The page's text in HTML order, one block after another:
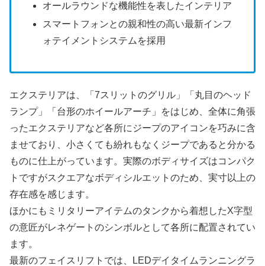
オールラウンドな機能性を表したインテリア
スマートフォンとの親和性の高い最新インフ
ォテイメントシステムを採用
エクステリアは、「7スリットのグリル」「丸目のヘッド
ランプ」「台形のホイールアーチ」をはじめ、全体に角張
ったエクステリアなど各所にジープのアイコンを巧みに含
ませており、小さくても紛れもなくジープであると分かる
ものに仕上がっています。実際のボディサイズはコンパク
トですがスクエアなボディシルエットのため、実寸以上の
存在感を感じます。
ほかにもミリタリーアイテムのタンクから着想したX字型
の意匠がレネゲートのシンボルとして各所に配置されてい
ます。
最新のフェイスリフトでは、LEDデイタイムランニングラ